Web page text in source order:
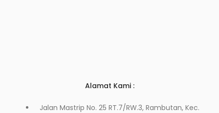
Alamat Kami :
Jalan Mastrip No. 25 RT.7/RW.3, Rambutan, Kec.